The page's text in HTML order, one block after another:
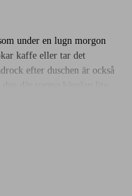
under en lugn morgon
kaffe eller tar det
efter duschen är också
dam och herr i flera